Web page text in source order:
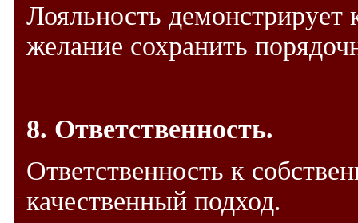
Лояльность
желание сохранить
8. Ответственность.
Ответственность к
качественный подход.